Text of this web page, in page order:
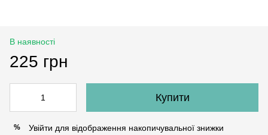
В наявності
225 грн
Купити
% Увійти для відображення накопичувальної знижки